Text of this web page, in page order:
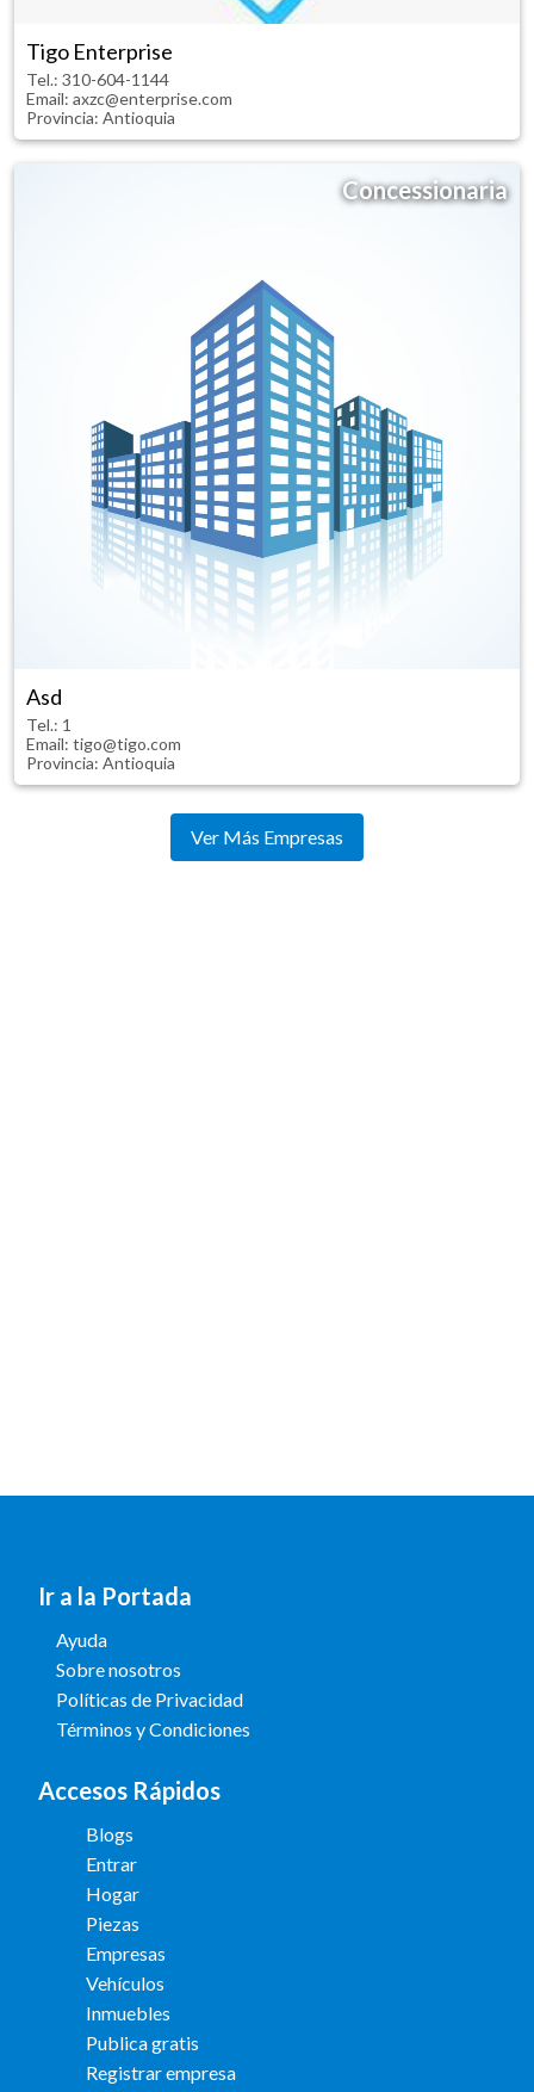
Tigo Enterprise
Tel.: 310-604-1144
Email: axzc@enterprise.com
Provincia: Antioquia
Concessionaria
Asd
Tel.: 1
Email: tigo@tigo.com
Provincia: Antioquia
Ver Más Empresas
Ir a la Portada
Ayuda
Sobre nosotros
Políticas de Privacidad
Términos y Condiciones
Accesos Rápidos
Blogs
Entrar
Hogar
Piezas
Empresas
Vehículos
Inmuebles
Publica gratis
Registrar empresa